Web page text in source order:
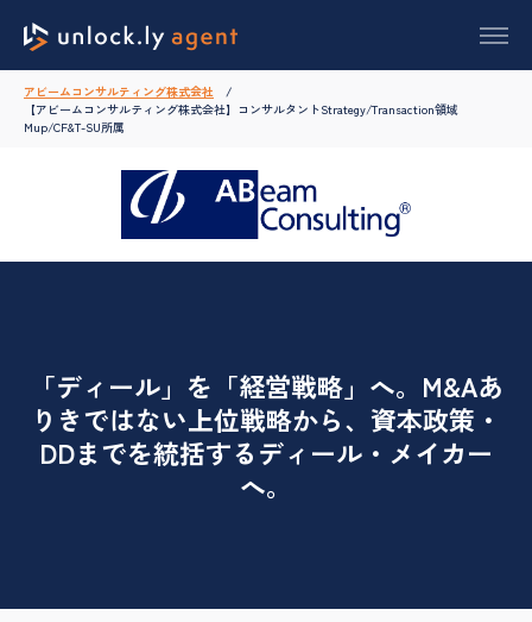
アビームコンサルティング株式会社
【アビームコンサルティング株式会社】コンサルタントStrategy/Transaction領域
Mup/CF&T-SU所属
「ディール」を「経営戦略」へ。M&Aあ
りきではない上位戦略から、資本政策・
DDまでを統括するディール・メイカー
へ。